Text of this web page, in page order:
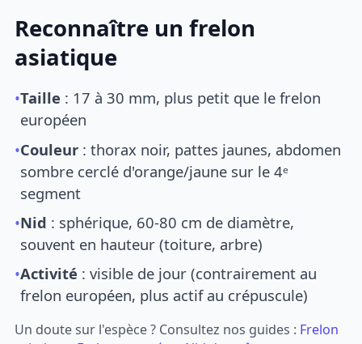
Reconnaître un frelon
asiatique
•Taille : 17 à 30 mm, plus petit que le frelon
européen
•Couleur : thorax noir, pattes jaunes, abdomen
sombre cerclé d'orange/jaune sur le 4ᵉ
segment
•Nid : sphérique, 60-80 cm de diamètre,
souvent en hauteur (toiture, arbre)
•Activité : visible de jour (contrairement au
frelon européen, plus actif au crépuscule)
Un doute sur l'espèce ? Consultez nos guides : Frelon